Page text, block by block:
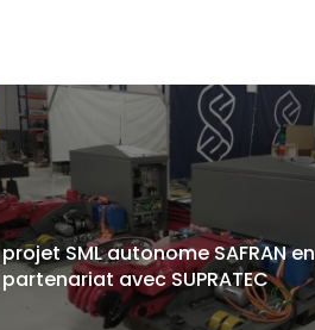
projet SML autonome SAFRAN en
partenariat avec SUPRATEC